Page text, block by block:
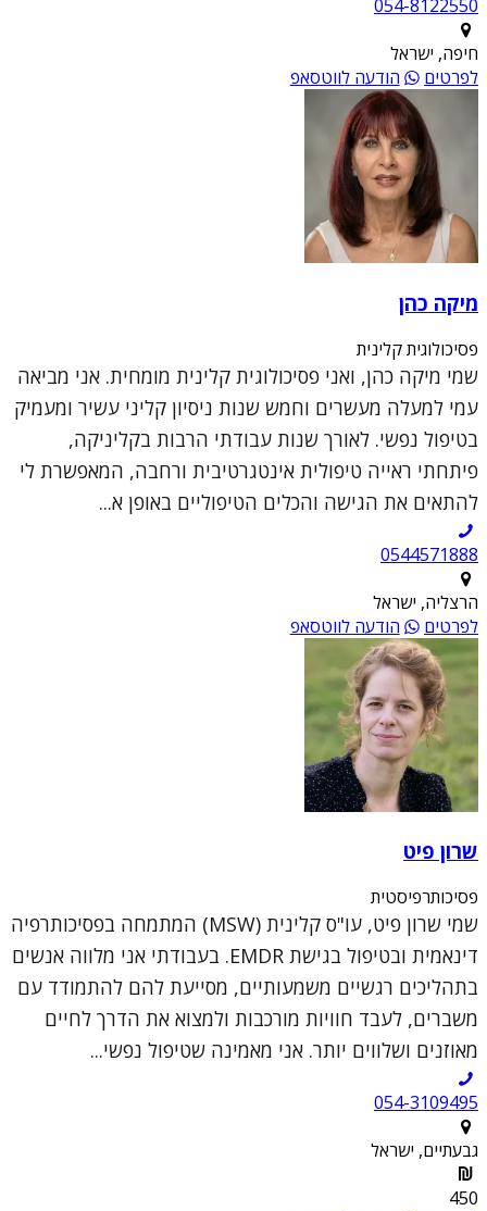
054-8122550
חיפה, ישראל
לפרטים
הודעה לווטסאפ
מיקה כהן
פסיכולוגית קלינית
שמי מיקה כהן, ואני פסיכולוגית קלינית מומחית. אני מביאה
עמי למעלה מעשרים וחמש שנות ניסיון קליני עשיר ומעמיק
בטיפול נפשי. לאורך שנות עבודתי הרבות בקליניקה,
פיתחתי ראייה טיפולית אינטגרטיבית ורחבה, המאפשרת לי
להתאים את הגישה והכלים הטיפוליים באופן א...
0544571888
הרצליה, ישראל
לפרטים
הודעה לווטסאפ
שרון פיט
פסיכותרפיסטית
שמי שרון פיט, עו"ס קלינית (MSW) המתמחה בפסיכותרפיה
דינאמית ובטיפול בגישת EMDR. בעבודתי אני מלווה אנשים
בתהליכים רגשיים משמעותיים, מסייעת להם להתמודד עם
משברים, לעבד חוויות מורכבות ולמצוא את הדרך לחיים
מאוזנים ושלווים יותר. אני מאמינה שטיפול נפשי...
054-3109495
גבעתיים, ישראל
450